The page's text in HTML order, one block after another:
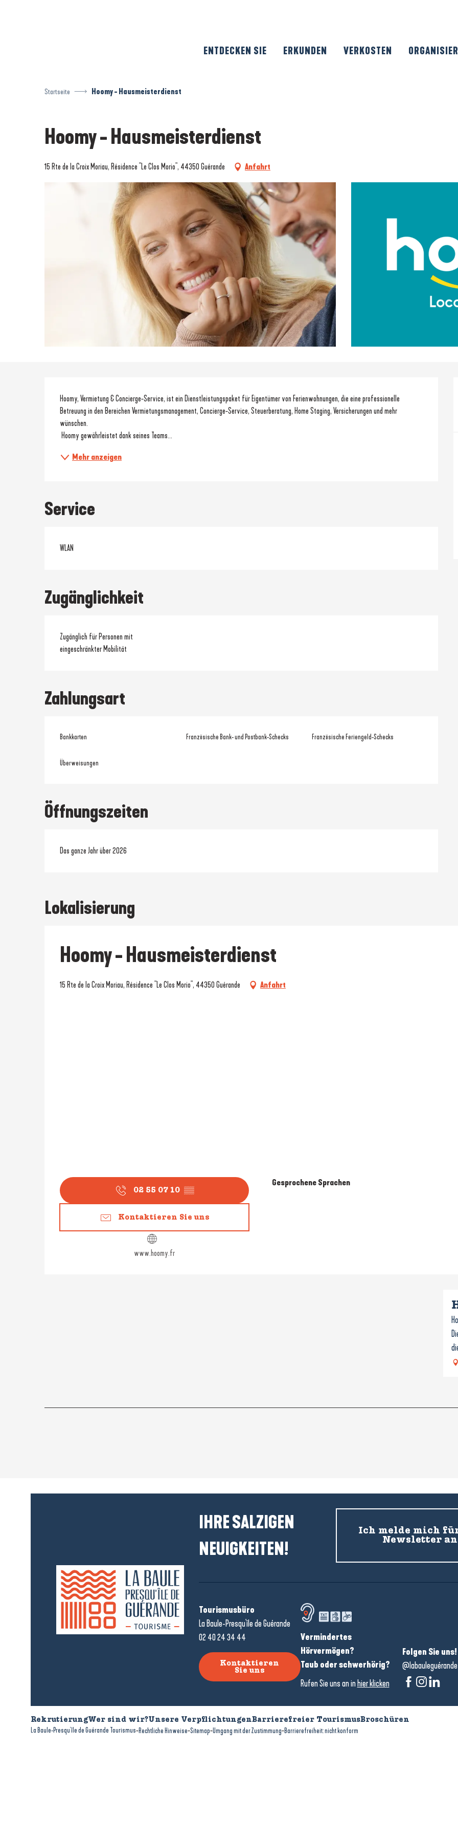
ENTDECKEN SIE ERKUNDEN VERKOSTEN
Startseite Hoomy - Hausmeisterdienst
Hoomy - Hausmeisterdienst
15 Rte de la Croix Moriau, Résidence "Le Clos Morio", 44350 Guérande Anfahrt
Beschreibung
Hoomy, Vermietung & Concierge-Service, ist ein Dienstleistungspaket für Eigentümer von Ferienwohnungen, die eine professionelle
Betreuung in den Bereichen Vermietungsmanagement, Concierge-Service, Steuerberatung, Home Staging, Versicherungen und mehr
wünschen.
Hoomy gewährleistet dank seines Teams...
Mehr anzeigen
Service
WLAN
Zugänglichkeit
Zugänglich für Personen mit
eingeschränkter Mobilität
Zahlungsart
Bankkarten Französische Bank- und Postbank-Schecks Französische Feriengeld-Schecks
Überweisungen
Öffnungszeiten
Das ganze Jahr über 2026
Lokalisierung
Hoomy - Hausmeisterdienst
15 Rte de la Croix Moriau, Résidence "Le Clos Morio", 44350 Guérande Anfahrt
02 55 07 10 ▒▒
Kontaktieren Sie uns
www.hoomy.fr
Gesprochene Sprachen
Gesprochene Sprachen
IHRE SALZIGEN
NEUIGKEITEN!
Ich melde mich
Newsletter an
Tourismusbüro
La Baule-Presqu'île de Guérande
02 40 24 34 44
Kontaktieren
Sie uns
Vermindertes
Hörvermögen?
Taub oder schwerhörig?
Rufen Sie uns an in hier klicken
Folgen Sie uns!
@labauleguérande
RekrutierungWer sind wir?Unsere VerpflichtungenBarrierefreier TourismusBroschüren
La Baule-Presqu'île de Guérande Tourismus-Rechtliche Hinweise-Sitemap-Umgang mit der Zustimmung-Barrierefreiheit: nicht konform